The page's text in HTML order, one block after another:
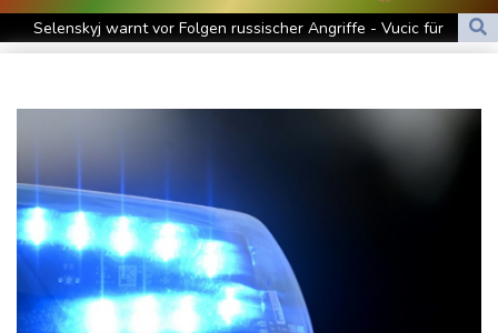
Selenskyj warnt vor Folgen russischer Angriffe - Vucic für
Integrität der Ukraine
Drohne explodiert an der Grenze zwischen Rumänien und
Bulgarien nahe Gaspipeline
Lionel Messi trauert um seinen Vater
Absturz von Ultraleichtflugzeug: 72-jähriger Pilot stirbt in Baden-
Württemberg
Selenskyj warnt in Belgrad vor Folgen russischer Angriffe für